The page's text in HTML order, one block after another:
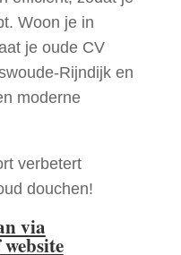
Woon je in
je oude CV
Rijndijk en
moderne
verbetert
douchen!
via